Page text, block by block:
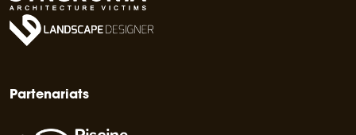
Partenariats